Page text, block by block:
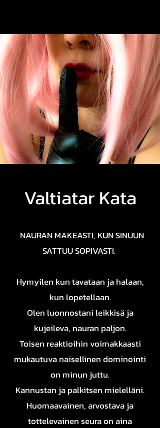
Valtiatar Kata
NAURAN MAKEASTI, KUN SINUUN
SATTUU SOPIVASTI. ​
Hymyilen kun tavataan ja halaan,
kun lopetellaan.
Olen luonnostani leikkisä ja
kujeileva, nauran paljon.
Toisen reaktioihin voimakkaasti
mukautuva naisellinen dominointi
on minun juttu.
Kannustan ja palkitsen mielelläni.
Huomaavainen, arvostava ja
tottelevainen seura on aina